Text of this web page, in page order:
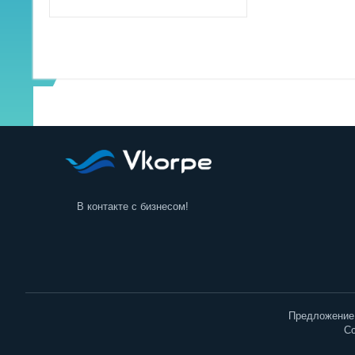
В контакте с бизнесом!